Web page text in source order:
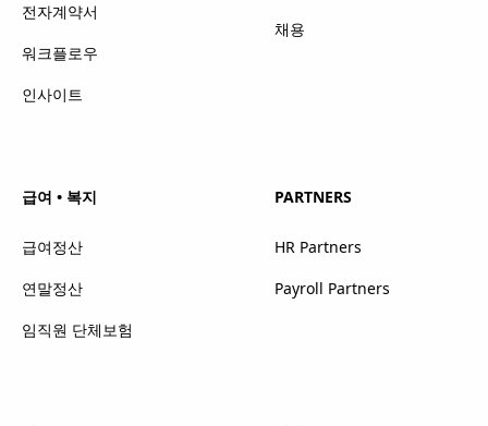
전자계약서
워크플로우
인사이트
채용
급여 • 복지
급여정산
연말정산
임직원 단체보험
PARTNERS
HR Partners
Payroll Partners